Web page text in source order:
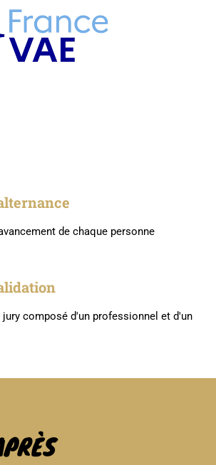
de chaque personne
jury composé d'un professionnel et d'un